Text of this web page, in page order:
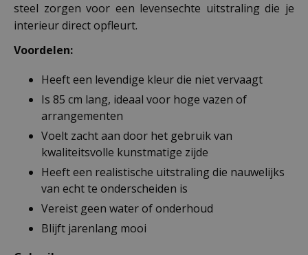
steel zorgen voor een levensechte uitstraling die je
interieur direct opfleurt.
Voordelen:
Heeft een levendige kleur die niet vervaagt
Is 85 cm lang, ideaal voor hoge vazen of
arrangementen
Voelt zacht aan door het gebruik van
kwaliteitsvolle kunstmatige zijde
Heeft een realistische uitstraling die nauwelijks
van echt te onderscheiden is
Vereist geen water of onderhoud
Blijft jarenlang mooi